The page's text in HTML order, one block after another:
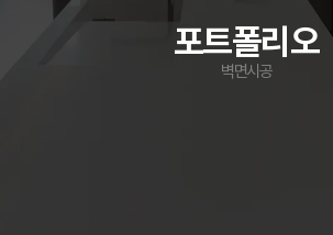
포트폴리오
벽면시공